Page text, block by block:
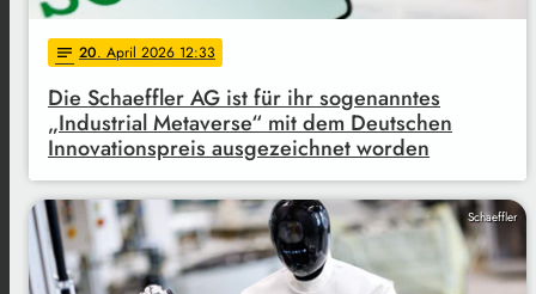
notes 20. April 2026 12:33
Die Schaeffler AG ist für ihr sogenanntes
„Industrial Metaverse“ mit dem Deutschen
Innovationspreis ausgezeichnet worden
Schaeffler